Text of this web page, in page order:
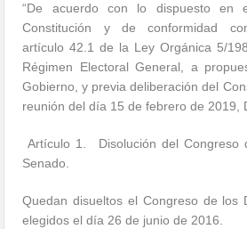
“De acuerdo con lo dispuesto en
Constitución y de conformidad
artículo 42.1 de la Ley Orgánica 5/
Régimen Electoral General, a
Gobierno, y previa deliberación del
reunión del día 15 de febrero de 2019,
Artículo 1. Disolución del Congreso
Senado.
Quedan disueltos el Congreso de los
elegidos el día 26 de junio de 2016.